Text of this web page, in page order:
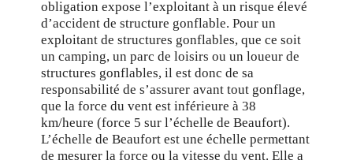
obligation expose l’exploitant à un risque élevé
d’accident de structure gonflable. Pour un
exploitant de structures gonflables, que ce soit
un camping, un parc de loisirs ou un loueur de
structures gonflables, il est donc de sa
responsabilité de s’assurer avant tout gonflage,
que la force du vent est inférieure à 38
km/heure (force 5 sur l’échelle de Beaufort).
L’échelle de Beaufort est une échelle permettant
de mesurer la force ou la vitesse du vent. Elle a